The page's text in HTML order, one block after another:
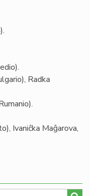
Radka
Ivaniĉka Maĝarova,